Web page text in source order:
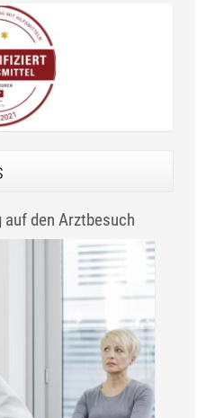
den Arztbesuch